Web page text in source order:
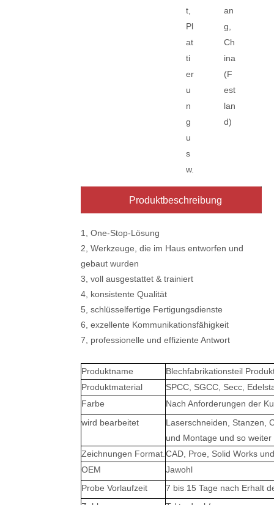
t,
Pl
at
ti
er
u
n
g
u
s
w.
an
g,
Ch
ina
(F
est
lan
d)
Produktbeschreibung
1, One-Stop-Lösung
2, Werkzeuge, die im Haus entworfen und
gebaut wurden
3, voll ausgestattet & trainiert
4, konsistente Qualität
5, schlüsselfertige Fertigungsdienste
6, exzellente Kommunikationsfähigkeit
7, professionelle und effiziente Antwort
Produktname
Blechfabrikationsteil
Produktmaterial
SPCC, SGCC, Secc,
Farbe
Nach Anforderungen der
wird bearbeitet
Laserschneiden, Stanzen,
und Montage und so weiter
Zeichnungen Format. CAD, Proe, Solid Works
OEM
Jawohl
Probe Vorlaufzeit
7 bis 15 Tage nach Erhalt